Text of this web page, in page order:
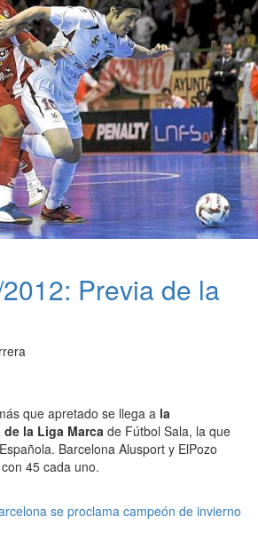
Previa de la
que apretado se llega a la
la Liga Marca de Fútbol Sala, la que
Barcelona Alusport y ElPozo
45 cada uno.